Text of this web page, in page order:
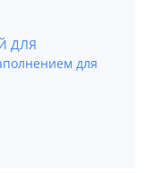
ДЛЯ
для